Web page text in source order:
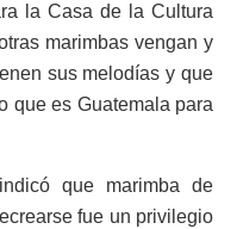
la Casa de la Cultura
marimbas vengan y
sus melodías y que
que es Guatemala para
que marimba de
fue un privilegio